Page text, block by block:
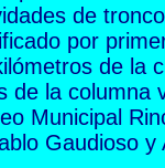
de
por
de la
de la columna
Municipal
Gaudioso y